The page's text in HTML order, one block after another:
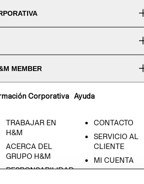
MEMBER
Corporativa
TRABAJAR EN
H&M
ACERCA DEL
GRUPO H&M
RESPONSABILIDAD
Ayuda
CONTACTO
SERVICIO AL
CLIENTE
MI CUENTA